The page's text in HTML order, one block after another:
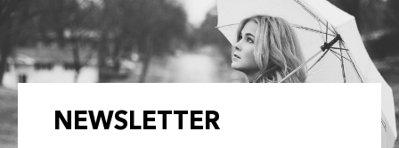
NEWSLETTER